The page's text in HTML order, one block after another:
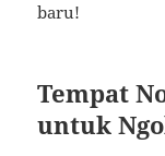
baru!
Tempat
untuk